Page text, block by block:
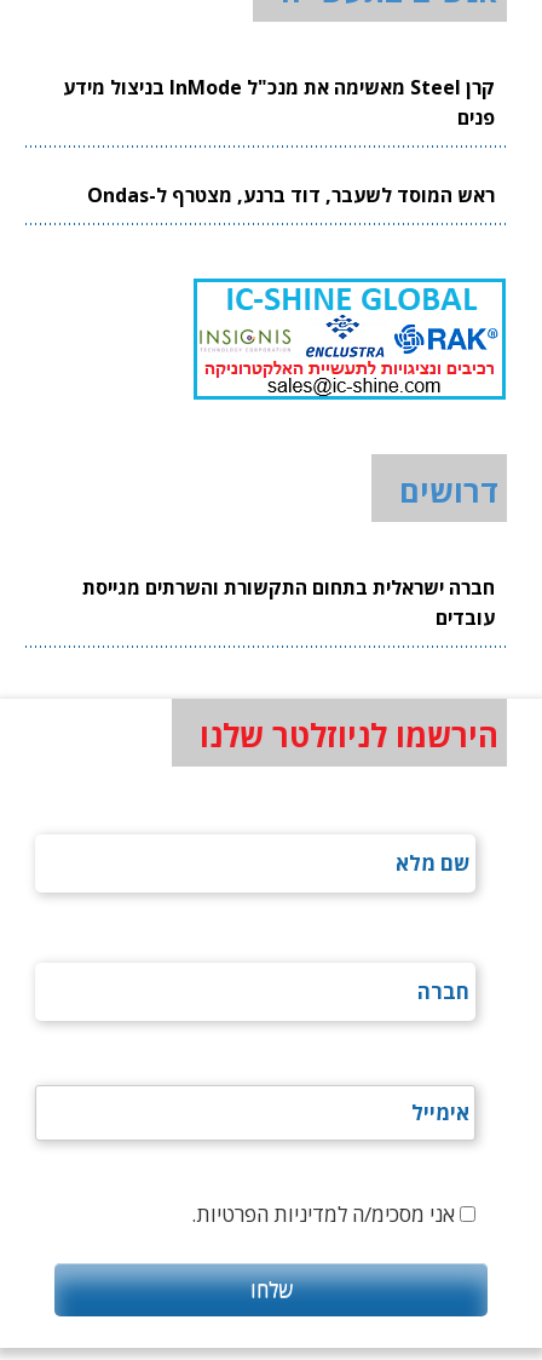
קרן Steel מאשימה את מנכ"ל InMode בניצול מידע
פנים
ראש המוסד לשעבר, דוד ברנע, מצטרף ל-Ondas
דרושים
חברה ישראלית בתחום התקשורת והשרתים מגייסת
עובדים
הירשמו לניוזלטר שלנו
אני מסכימ/ה למדיניות הפרטיות.